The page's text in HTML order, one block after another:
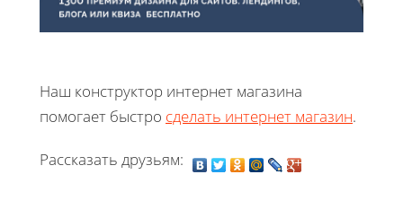
Наш конструктор интернет магазина
помогает быстро сделать интернет магазин.
Рассказать друзьям: